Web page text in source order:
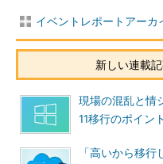
イベントレポートアーカ
新しい連載
現場の混乱と情
11移行のポイント
「高いから移